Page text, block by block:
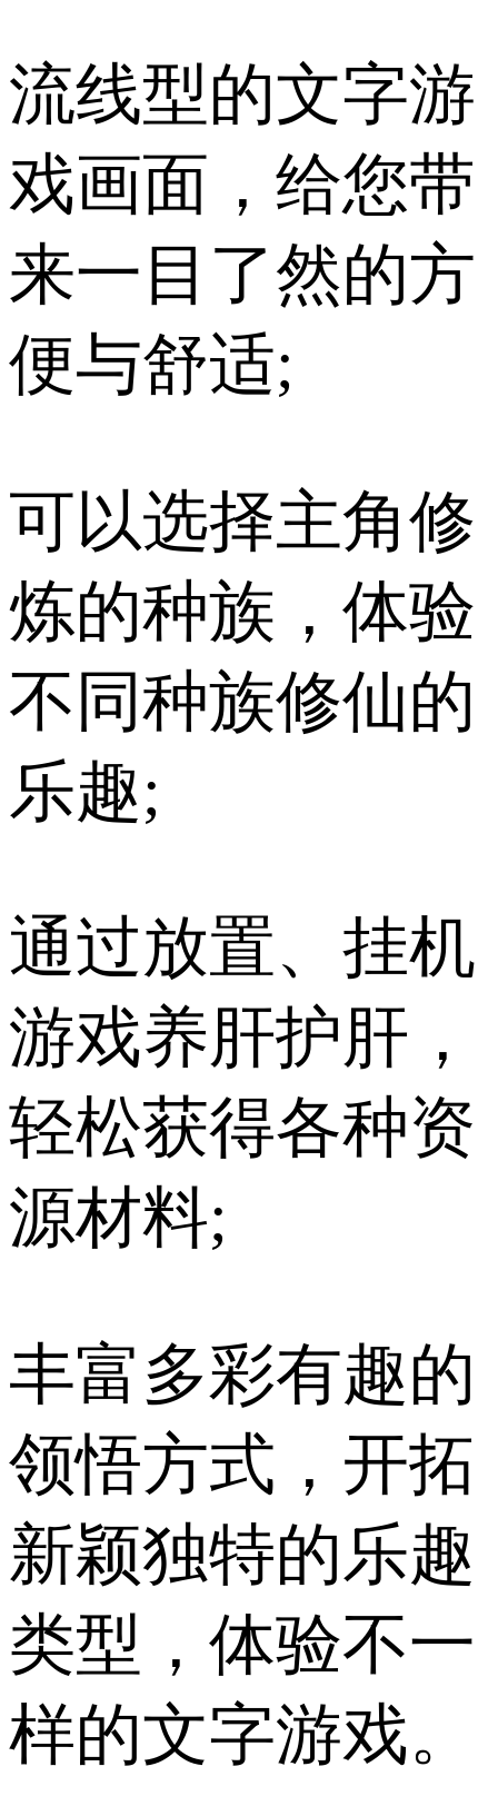
流线型的文字游
戏画面，给您带
来一目了然的方
便与舒适;
可以选择主角修
炼的种族，体验
不同种族修仙的
乐趣;
通过放置、挂机
游戏养肝护肝，
轻松获得各种资
源材料;
丰富多彩有趣的
领悟方式，开拓
新颖独特的乐趣
类型，体验不一
样的文字游戏。